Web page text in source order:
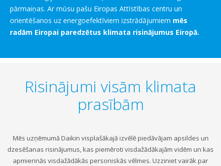
pārmaiņas. Ar mūsu pašu Eiropas Attīstības centru un
orientēšanos uz energoefektīviem izstrādājumiem mēs
radām Eiropai paredzētus klimata risinājumus Eiropā.
Risinājumi visām klimata
prasībām
Mēs uzņēmumā Daikin visplašākajā izvēlē piedāvājam apsildes un
dzesēšanas risinājumus, kas piemēroti visdažādākajām vidēm un kas
apmierinās visdažādākās personiskās vēlmes. Uzziniet vairāk par